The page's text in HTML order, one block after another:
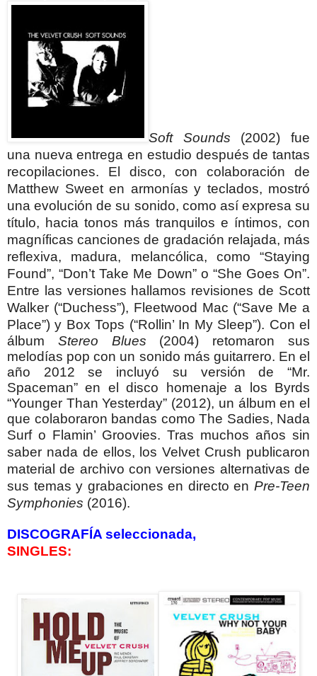
Soft Sounds (2002) fue
una nueva entrega en estudio después de tantas
recopilaciones. El disco, con colaboración de
Matthew Sweet en armonías y teclados, mostró
una evolución de su sonido, como así expresa su
título, hacia tonos más tranquilos e íntimos, con
magníficas canciones de gradación relajada, más
reflexiva, madura, melancólica, como “Staying
Found”, “Don’t Take Me Down” o “She Goes On”.
Entre las versiones hallamos revisiones de Scott
Walker (“Duchess”), Fleetwood Mac (“Save Me a
Place”) y Box Tops (“Rollin’ In My Sleep”). Con el
álbum Stereo Blues (2004) retomaron sus
melodías pop con un sonido más guitarrero. En el
año 2012 se incluyó su versión de “Mr.
Spaceman” en el disco homenaje a los Byrds
“Younger Than Yesterday” (2012), un álbum en el
que colaboraron bandas como The Sadies, Nada
Surf o Flamin’ Groovies. Tras muchos años sin
saber nada de ellos, los Velvet Crush publicaron
material de archivo con versiones alternativas de
sus temas y grabaciones en directo en Pre-Teen
Symphonies (2016).
DISCOGRAFÍA seleccionada,
SINGLES: